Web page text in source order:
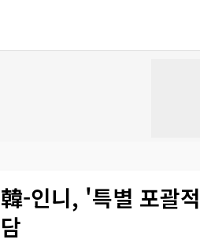
韓-인니, '특별 포괄
담